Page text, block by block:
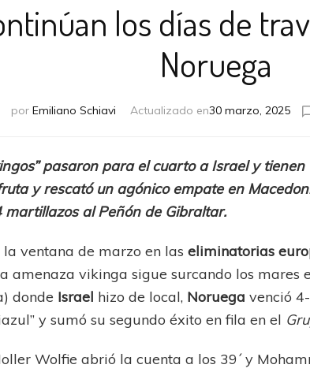
los días de
Noruega
por Emiliano Schiavi Actualizado en30 marzo, 2025
pasaron para el cuarto a Israel y
y rescató un agónico empate en
martillazos al Peñón de Gibraltar.
la ventana de marzo en laseliminatorias
amenaza vikinga sigue surcando los mares
donde Israel hizo de local, Noruegavenció
y sumó su segundo éxito en fila en el
Wolfie abrió la cuenta a los 39´ y